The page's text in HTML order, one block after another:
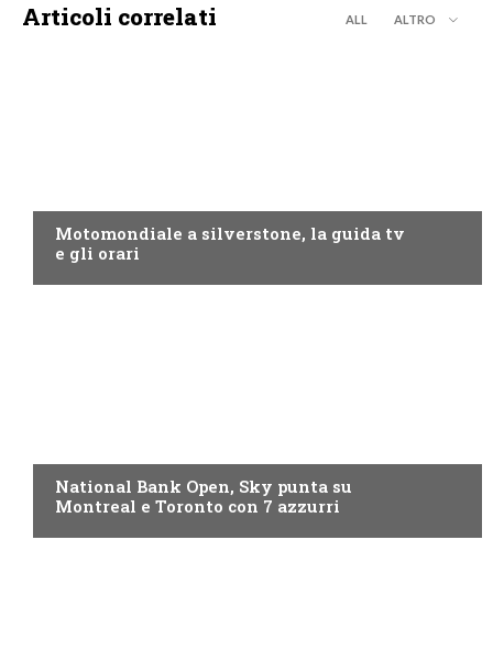
Articoli correlati ALL ALTRO
Motomondiale a silverstone, la guida tv
e gli orari
National Bank Open, Sky punta su
Montreal e Toronto con 7 azzurri